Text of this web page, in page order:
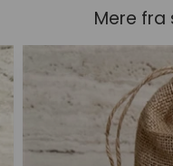
Mere